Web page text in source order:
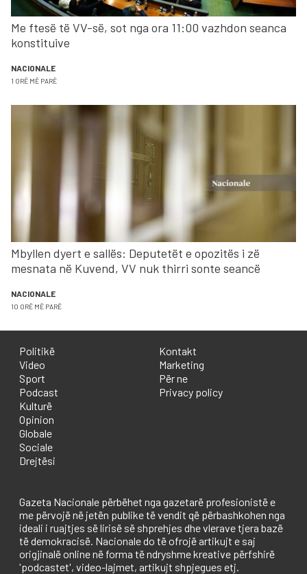
Me ftesë të VV-së, sot nga ora 11:00 vazhdon seanca
konstituive
NACIONALE
1 ORË MË PARË
Mbyllen dyert e sallës: Deputetët e opozitës i zë
mesnata në Kuvend, VV nuk thirri sonte seancë
NACIONALE
10 ORË MË PARË
Politikë
Video
Sport
Podcast
Kulturë
Opinion
Globale
Sociale
Drejtësi
Kontakt
Marketing
Për ne
Privacy policy
Gazeta Nacionale përbëhet nga gazetarë profesionistë e
me përvojë në jetën publike të vendit që përbashkohen nga
ideali i ruajtjes së lirisë së shprehjes dhe vlerave tjera bazë
të demokracisë. Nacionale do të ofrojë artikujt e saj
origjinalë online në forma të ndryshme kreative përfshirë
'podcastet', video-lajmet, artikujt shpjegues etj.